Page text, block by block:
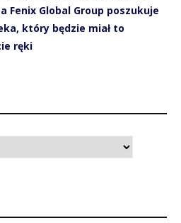
Fenix Global Group poszukuje
który będzie miał to
ręki